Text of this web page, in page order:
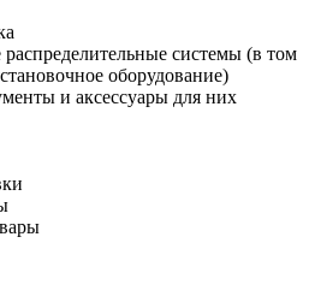
распределительные системы (в том
оборудование)
и аксессуары для них